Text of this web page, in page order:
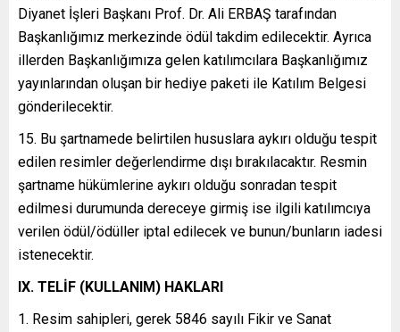
Diyanet İşleri Başkanı Prof. Dr. Ali ERBAŞ tarafından
Başkanlığımız merkezinde ödül takdim edilecektir. Ayrıca
illerden Başkanlığımıza gelen katılımcılara Başkanlığımız
yayınlarından oluşan bir hediye paketi ile Katılım Belgesi
gönderilecektir.
Bu şartnamede belirtilen hususlara aykırı olduğu tespit
edilen resimler değerlendirme dışı bırakılacaktır. Resmin
şartname hükümlerine aykırı olduğu sonradan tespit
edilmesi durumunda dereceye girmiş ise ilgili katılımcıya
verilen ödül/ödüller iptal edilecek ve bunun/bunların iadesi
istenecektir.
IX. TELİF (KULLANIM) HAKLARI
Resim sahipleri, gerek 5846 sayılı Fikir ve Sanat